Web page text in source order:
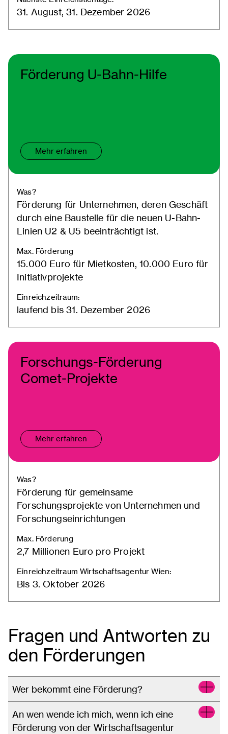
31. August, 31. Dezember 2026
Förderung U-Bahn-Hilfe
Mehr erfahren
Was?
Förderung für Unternehmen, deren Geschäft
durch eine Baustelle für die neuen U-Bahn-
Linien U2 & U5 beeinträchtigt ist.
Max. Förderung
15.000 Euro für Mietkosten, 10.000 Euro für
Initiativprojekte
Einreichzeitraum:
laufend bis 31. Dezember 2026
Forschungs-Förderung
Comet-Projekte
Mehr erfahren
Was?
Förderung für gemeinsame
Forschungsprojekte von Unternehmen und
Forschungseinrichtungen
Max. Förderung
2,7 Millionen Euro pro Projekt
Einreichzeitraum Wirtschaftsagentur Wien:
Bis 3. Oktober 2026
Fragen und Antworten zu
den Förderungen
Wer bekommt eine Förderung?
An wen wende ich mich, wenn ich eine
Förderung von der Wirtschaftsagentur